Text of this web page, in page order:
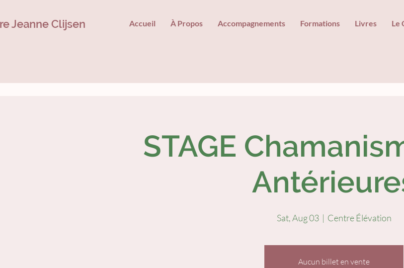
Jeanne Clijsen Accueil À Propos Accompagnements Formations Livres Le
STAGE
Sat, Aug 03
  |
Centre Élévation
Aucun billet en vente